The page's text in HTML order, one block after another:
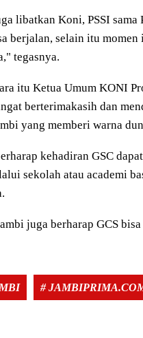
libatkan Koni, PSSI sama
berjalan, selain itu
tegasnya.
itu Ketua Umum KONI
berterimakasih dan
yang memberi warna
kehadiran GSC
sekolah atau academi
juga berharap GCS
#